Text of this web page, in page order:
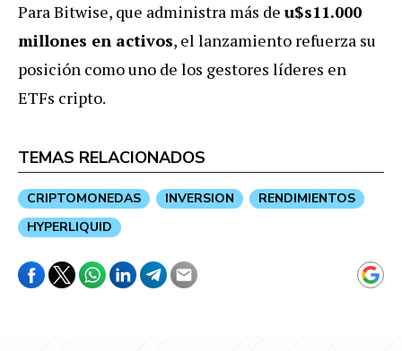
Para Bitwise, que administra más de u$s11.000
millones en activos, el lanzamiento refuerza su
posición como uno de los gestores líderes en
ETFs cripto.
TEMAS RELACIONADOS
CRIPTOMONEDAS INVERSION
RENDIMIENTOS
HYPERLIQUID